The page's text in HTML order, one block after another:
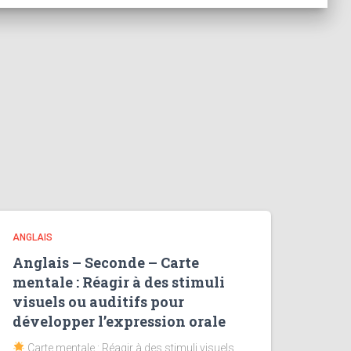
ANGLAIS
Anglais – Seconde – Carte
mentale : Réagir à des stimuli
visuels ou auditifs pour
développer l’expression orale
Carte mentale : Réagir à des stimuli visuels